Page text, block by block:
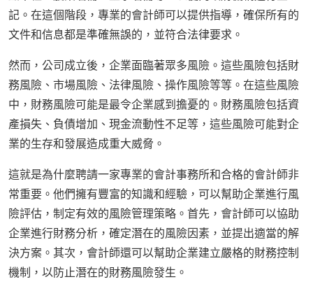
記。在這個階段，專業的會計師可以提供指導，確保所有的
文件和信息都是準確無誤的，並符合法律要求。
然而，公司成立後，企業面臨著眾多風險。這些風險包括財
務風險、市場風險、法律風險、操作風險等等。在這些風險
中，財務風險可能是最令企業感到擔憂的。財務風險包括資
產損失、負債增加、現金流動性不足等，這些風險可能對企
業的生存和發展造成重大威脅。
這就是為什麼聘請一家專業的會計事務所和合格的會計師非
常重要。他們擁有豐富的知識和經驗，可以幫助企業進行風
險評估，制定有效的風險管理策略。首先，會計師可以協助
企業進行財務分析，確定潛在的風險因素，並提出適當的解
決方案。其次，會計師還可以幫助企業建立嚴格的財務控制
機制，以防止潛在的財務風險發生。